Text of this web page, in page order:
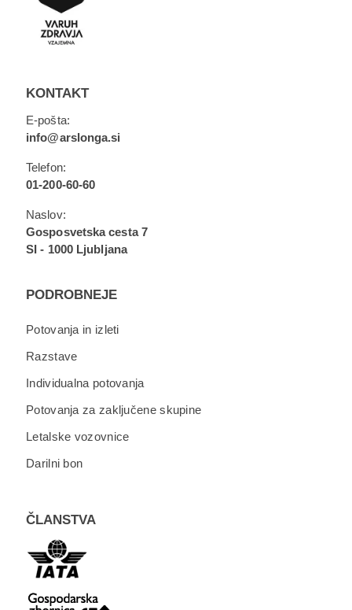
KONTAKT
E-pošta:
info@arslonga.si
Telefon:
01-200-60-60
Naslov:
Gosposvetska cesta 7
SI - 1000 Ljubljana
PODROBNEJE
Potovanja in izleti
Razstave
Individualna potovanja
Potovanja za zaključene skupine
Letalske vozovnice
Darilni bon
ČLANSTVA